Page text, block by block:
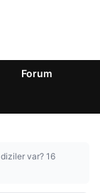
Forum
var? 16